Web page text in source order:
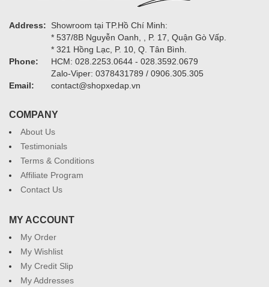
Address:
Showroom tại TP.Hồ Chí Minh:
* 537/8B Nguyễn Oanh, , P. 17, Quận Gò Vấp.
* 321 Hồng Lạc, P. 10, Q. Tân Bình.
Phone:
HCM: 028.2253.0644 - 028.3592.0679
Zalo-Viper: 0378431789 / 0906.305.305
Email:
contact@shopxedap.vn
COMPANY
About Us
Testimonials
Terms & Conditions
Affiliate Program
Contact Us
MY ACCOUNT
My Order
My Wishlist
My Credit Slip
My Addresses